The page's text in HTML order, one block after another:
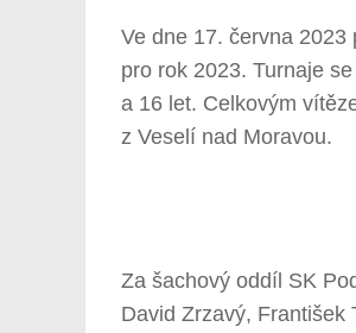
Ve dne 17. června
pro rok 2023. Turnaje
a 16 let. Celkovým
z Veselí nad Moravou.
Za šachový oddíl SK
David Zrzavý, František